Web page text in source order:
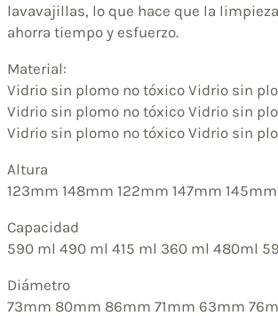
lavavajillas, lo que hace que la
ahorra tiempo y esfuerzo.
Material:
Vidrio sin plomo no tóxico Vidrio sin
Vidrio sin plomo no tóxico Vidrio sin
Vidrio sin plomo no tóxico Vidrio sin
Altura
123mm 148mm 122mm 147mm 145mm
Capacidad
590 ml 490 ml 415 ml 360 ml 480ml
Diámetro
73mm 80mm 86mm 71mm 63mm